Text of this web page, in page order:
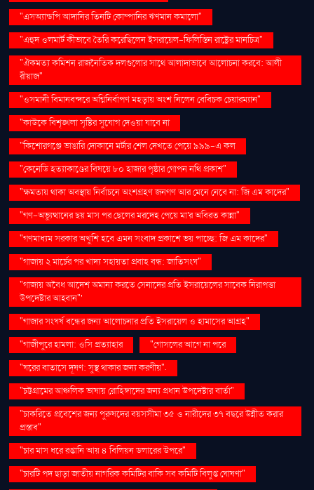
"এসঅ্যান্ডপি আদানির তিনটি কোম্পানির ঋণমান কমালো"
"এহুদ ওলমার্ট কীভাবে তৈরি করেছিলেন ইসরায়েল-ফিলিস্তিন রাষ্ট্রের মানচিত্র"
"ঐকমত্য কমিশন রাজনৈতিক দলগুলোর সাথে আলাদাভাবে আলোচনা করবে: আলী
রীয়াজ"
"ওসমানী বিমানবন্দরে অগ্নিনির্বাপণ মহড়ায় অংশ নিলেন বেবিচক চেয়ারম্যান"
"কাউকে বিশৃঙ্খলা সৃষ্টির সুযোগ দেওয়া যাবে না
"কিশোরগঞ্জে ভাঙারি দোকানে মর্টার শেল দেখতে পেয়ে ৯৯৯-এ কল
"কেনেডি হত্যাকাণ্ডের বিষয়ে ৮০ হাজার পৃষ্ঠার গোপন নথি প্রকাশ"
"ক্ষমতায় থাকা অবস্থায় নির্বাচনে অংশগ্রহণ জনগণ আর মেনে নেবে না: জি এম কাদের"
"গণ–অভ্যুত্থানের ছয় মাস পর ছেলের মরদেহ পেয়ে মা'র অবিরত কান্না"
"গণমাধ্যম সরকার অখুশি হবে এমন সংবাদ প্রকাশে ভয় পাচ্ছে: জি এম কাদের"
"গাজায় ২ মার্চের পর খাদ্য সহায়তা প্রবাহ বন্ধ: জাতিসংঘ"
"গাজায় অবৈধ আদেশ অমান্য করতে সেনাদের প্রতি ইসরায়েলের সাবেক নিরাপত্তা
উপদেষ্টার আহ্বান"'
"গাজার সংঘর্ষ বন্ধের জন্য আলোচনার প্রতি ইসরায়েল ও হামাসের আগ্রহ"
"গাজীপুরে হামলা: ওসি প্রত্যাহার
"গোসলের আগে না পরে
"ঘরের বাতাসে দূষণ: সুস্থ থাকার জন্য করণীয়".
"চট্টগ্রামের আঞ্চলিক ভাষায় রোহিঙ্গাদের জন্য প্রধান উপদেষ্টার বার্তা"
"চাকরিতে প্রবেশের জন্য পুরুষদের বয়সসীমা ৩৫ ও নারীদের ৩৭ বছরে উন্নীত করার
প্রস্তাব"
"চার মাস ধরে রপ্তানি আয় ৪ বিলিয়ন ডলারের উপরে"
"চারটি পদ ছাড়া জাতীয় নাগরিক কমিটির বাকি সব কমিটি বিলুপ্ত ঘোষণা"